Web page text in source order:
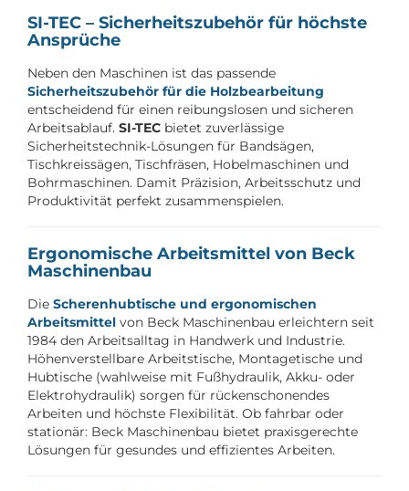
SI-TEC – Sicherheitszubehör für höchste
Ansprüche
Neben den Maschinen ist das passende
Sicherheitszubehör für die Holzbearbeitung
entscheidend für einen reibungslosen und sicheren
Arbeitsablauf. SI-TEC bietet zuverlässige
Sicherheitstechnik-Lösungen für Bandsägen,
Tischkreissägen, Tischfräsen, Hobelmaschinen und
Bohrmaschinen. Damit Präzision, Arbeitsschutz und
Produktivität perfekt zusammenspielen.
Ergonomische Arbeitsmittel von Beck
Maschinenbau
Die Scherenhubtische und ergonomischen
Arbeitsmittel von Beck Maschinenbau erleichtern seit
1984 den Arbeitsalltag in Handwerk und Industrie.
Höhenverstellbare Arbeitstische, Montagetische und
Hubtische (wahlweise mit Fußhydraulik, Akku- oder
Elektrohydraulik) sorgen für rückenschonendes
Arbeiten und höchste Flexibilität. Ob fahrbar oder
stationär: Beck Maschinenbau bietet praxisgerechte
Lösungen für gesundes und effizientes Arbeiten.